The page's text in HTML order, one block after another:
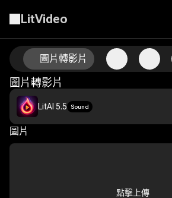
LitVideo
圖片轉影片
圖片轉影片
使用AI圖片轉影片技術為您的照片注入
LitAI 5.5 Sound
圖片
點擊上傳